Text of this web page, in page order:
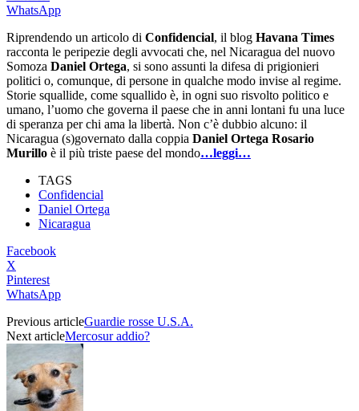
WhatsApp
Riprendendo un articolo di Confidencial, il blog Havana Times
racconta le peripezie degli avvocati che, nel Nicaragua del nuovo
Somoza Daniel Ortega, si sono assunti la difesa di prigionieri
politici o, comunque, di persone in qualche modo invise al regime.
Storie squallide, come squallido è, in ogni suo risvolto politico e
umano, l’uomo che governa il paese che in anni lontani fu una luce
di speranza per chi ama la libertà. Non c’è dubbio alcuno: il
Nicaragua (s)governato dalla coppia Daniel Ortega Rosario
Murillo è il più triste paese del mondo…leggi…
TAGS
Confidencial
Daniel Ortega
Nicaragua
Facebook
X
Pinterest
WhatsApp
Previous articleGuardie rosse U.S.A.
Next articleMercosur addio?